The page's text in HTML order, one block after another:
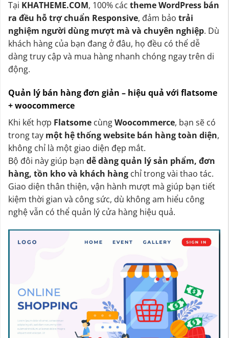
Tại KHATHEME.COM, 100% các theme WordPress bán
ra đều hỗ trợ chuẩn Responsive, đảm bảo trải
nghiệm người dùng mượt mà và chuyên nghiệp. Dù
khách hàng của bạn đang ở đâu, họ đều có thể dễ
dàng truy cập và mua hàng nhanh chóng ngay trên di
động.
Quản lý bán hàng đơn giản – hiệu quả với flatsome
+ woocommerce
Khi kết hợp Flatsome cùngWoocommerce, bạn sẽ có
trong tay một hệ thống website bán hàng toàn diện,
không chỉ là một giao diện đẹp mắt.
Bộ đôi này giúp bạn dễ dàng quản lý sản phẩm, đơn
hàng, tồn kho và khách hàng chỉ trong vài thao tác.
Giao diện thân thiện, vận hành mượt mà giúp bạn tiết
kiệm thời gian và công sức, dù không am hiểu công
nghệ vẫn có thể quản lý cửa hàng hiệu quả.